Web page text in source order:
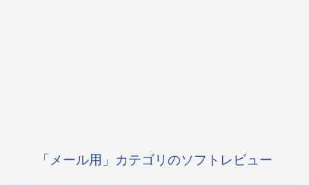
「メール用」カテゴリのソフトレビュー